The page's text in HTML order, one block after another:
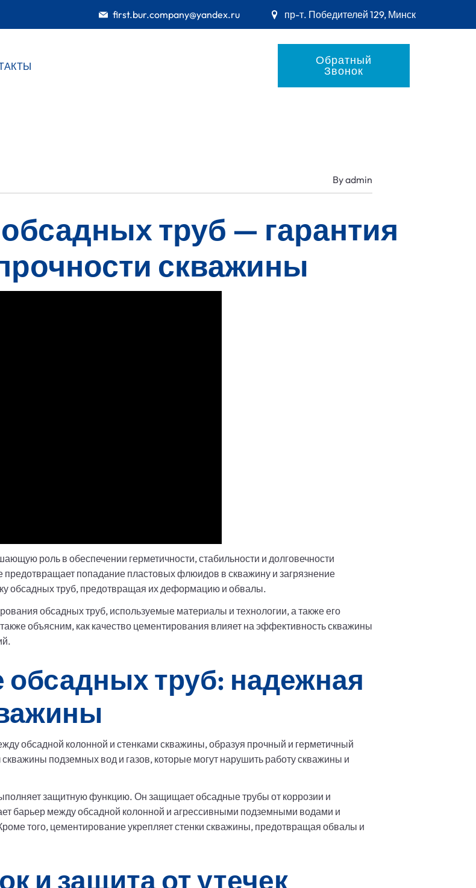
first.bur.company@yandex.ru пр-т. Победителей 129, Минск
Обратный
Звонок
Byadmin
труб — гарантия
скважины
роль в обеспечении герметичности, стабильности и долговечности
попадание пластовых флюидов в скважину и загрязнение
обсадных труб, предотвращая их деформацию и обвалы.
обсадных труб, используемые материалы и технологии, а также его
объясним, как качество цементирования влияет на эффективность скважины
труб: надежная
обсадной колонной и стенками скважины, образуя прочный и герметичный
подземных вод и газов, которые могут нарушить работу скважины и
защитную функцию. Он защищает обсадные трубы от коррозии и
барьер между обсадной колонной и агрессивными подземными водами и
того, цементирование укрепляет стенки скважины, предотвращая обвалы и
и защита от утечек